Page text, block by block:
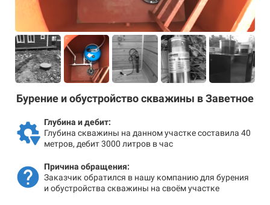
Бурение и обустройство скважины в Заветное
Глубина и дебит:
Глубина скважины на данном участке составила 40
метров, дебит 3000 литров в час
Причина обращения:
Заказчик обратился в нашу компанию для бурения
и обустройства скважины на своём участке